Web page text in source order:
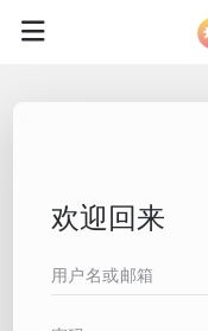
欢迎回来